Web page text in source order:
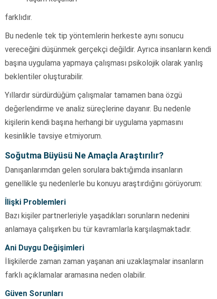
farklıdır.
Bu nedenle tek tip yöntemlerin herkeste aynı sonucu
vereceğini düşünmek gerçekçi değildir. Ayrıca insanların kendi
başına uygulama yapmaya çalışması psikolojik olarak yanlış
beklentiler oluşturabilir.
Yıllardır sürdürdüğüm çalışmalar tamamen bana özgü
değerlendirme ve analiz süreçlerine dayanır. Bu nedenle
kişilerin kendi başına herhangi bir uygulama yapmasını
kesinlikle tavsiye etmiyorum.
Soğutma Büyüsü Ne Amaçla Araştırılır?
Danışanlarımdan gelen sorulara baktığımda insanların
genellikle şu nedenlerle bu konuyu araştırdığını görüyorum:
İlişki Problemleri
Bazı kişiler partnerleriyle yaşadıkları sorunların nedenini
anlamaya çalışırken bu tür kavramlarla karşılaşmaktadır.
Ani Duygu Değişimleri
İlişkilerde zaman zaman yaşanan ani uzaklaşmalar insanların
farklı açıklamalar aramasına neden olabilir.
Güven Sorunları